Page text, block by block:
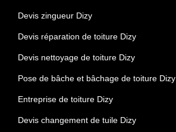
Devis zingueur Dizy
Devis réparation de toiture Dizy
Devis nettoyage de toiture Dizy
Pose de bâche et bâchage de toiture Dizy
Entreprise de toiture Dizy
Devis changement de tuile Dizy